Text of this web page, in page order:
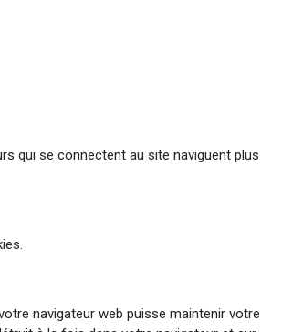
qui se connectent au site naviguent plus
navigateur web puisse maintenir votre